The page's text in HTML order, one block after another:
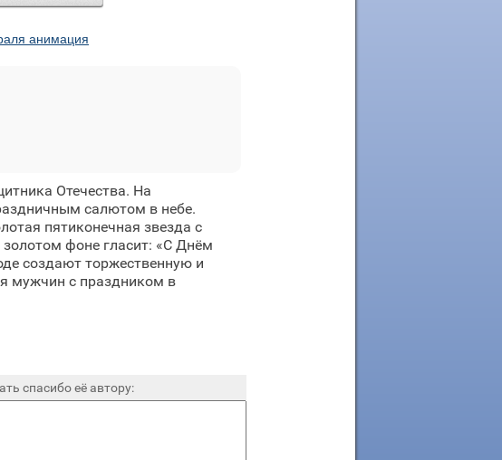
анимация
Отечества. На
салютом в небе.
пятиконечная звезда с
фоне гласит: «С Днём
создают торжественную и
мужчин с праздником в
спасибо её автору: